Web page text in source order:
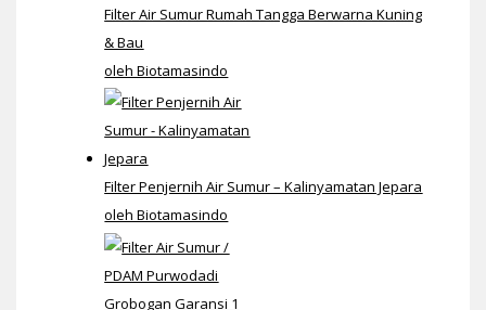
Filter Air Sumur Rumah Tangga Berwarna Kuning
& Bau
oleh Biotamasindo
Filter Penjernih Air Sumur – Kalinyamatan Jepara
oleh Biotamasindo